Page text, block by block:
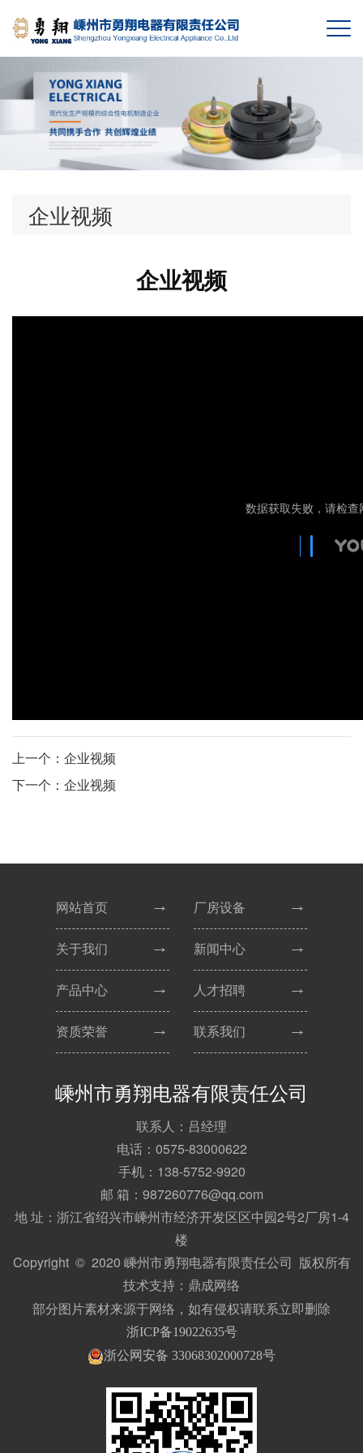
企业视频
企业视频
上一个：企业视频
下一个：企业视频
嵊州市勇翔电器有限责任公司
联系人：吕经理
电话：0575-83000622
手机：138-5752-9920
邮 箱：987260776@qq.com
地 址：浙江省绍兴市嵊州市经济开发区区中园2号2厂房1-4
楼
Copyright © 2020 嵊州市勇翔电器有限责任公司 版权所有
技术支持： 鼎成网络
部分图片素材来源于网络，如有侵权请联系立即删除
浙ICP备19022635号
浙公网安备 33068302000728号
网站首页
关于我们
产品中心
资质荣誉
厂房设备
新闻中心
人才招聘
联系我们